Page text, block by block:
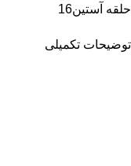
حلقه آستین16
توضیحات تکمیلی